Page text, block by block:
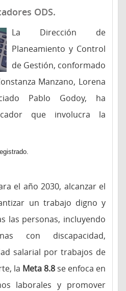
ODS.
La Dirección de
Planeamiento y Control
de Gestión, conformado
Manzano, Lorena
Pablo Godoy, ha
que involucra la
el año 2030, alcanzar el
un trabajo digno y
las personas, incluyendo
con discapacidad,
salarial por trabajos de
la Meta 8.8 se enfoca en
laborales y promover